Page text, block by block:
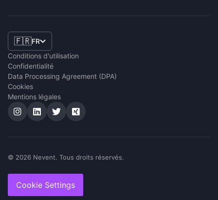
🇫🇷FR
Conditions d'utilisation
Confidentialité
Data Processing Agreement (DPA)
Cookies
Mentions légales
© 2026 Nevent. Tous droits réservés.
Cookie Settings